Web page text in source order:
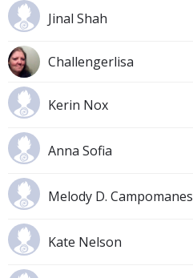
Jinal Shah
Challengerlisa
Kerin Nox
Anna Sofia
Melody D. Campomanes
Kate Nelson